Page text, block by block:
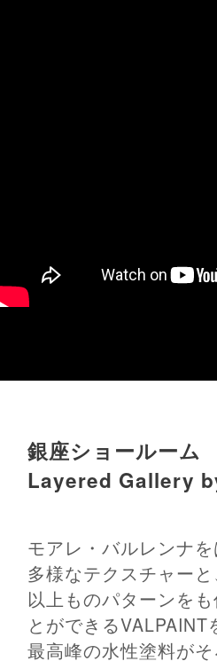
銀座ショールーム
Layered Gallery
モアレ・バルレンナ
多様なテクスチャー
以上ものパターンを
とができるVALPAINT
最高峰の水性塗料がそ